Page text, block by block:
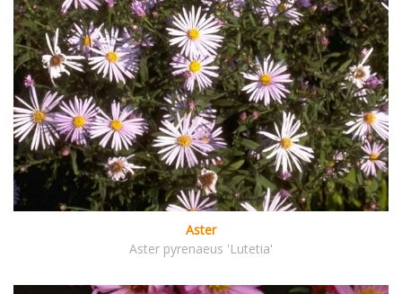
Aster
Aster pyrenaeus 'Lutetia'